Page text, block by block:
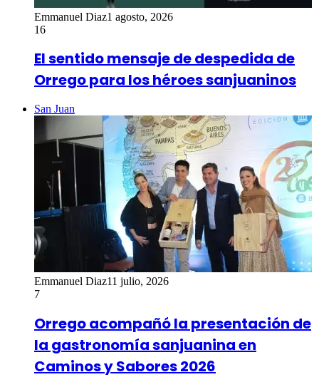
Emmanuel Diaz1 agosto, 2026
16
El sentido mensaje de despedida de
Orrego para los héroes sanjuaninos
San Juan
Emmanuel Diaz11 julio, 2026
7
Orrego acompañó la presentación de
la gastronomía sanjuanina en
Caminos y Sabores 2026